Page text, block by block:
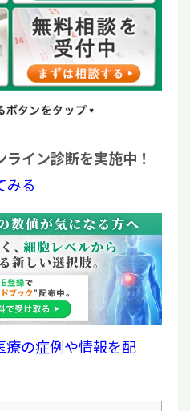
イン診断を実施中！
みる
療の症例や情報を配